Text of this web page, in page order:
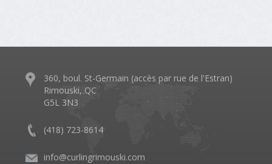
360, boul. St-Germain (accès par rue de l'Estran)
Rimouski, QC
G5L 3N3
(418) 723-8614
info@curlingrimouski.com